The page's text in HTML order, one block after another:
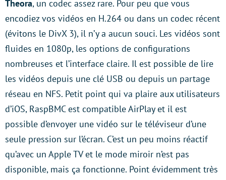
Theora, un codec assez rare. Pour peu que vous
encodiez vos vidéos en H.264 ou dans un codec récent
(évitons le DivX 3), il n’y a aucun souci. Les vidéos sont
fluides en 1080p, les options de configurations
nombreuses et l’interface claire. Il est possible de lire
les vidéos depuis une clé USB ou depuis un partage
réseau en NFS. Petit point qui va plaire aux utilisateurs
d’iOS, RaspBMC est compatible AirPlay et il est
possible d’envoyer une vidéo sur le téléviseur d’une
seule pression sur l’écran. C’est un peu moins réactif
qu’avec un Apple TV et le mode miroir n’est pas
disponible, mais ça fonctionne. Point évidemment très